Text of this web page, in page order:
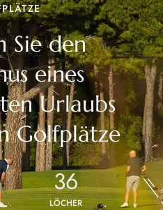
Sie den
eines
Urlaubs
Golfplätze
LÖCHER
36